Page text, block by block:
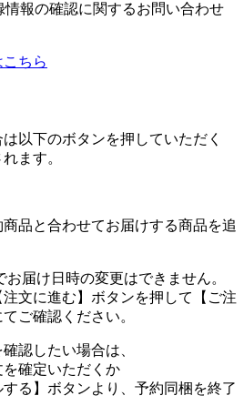
報の確認に関するお問い合わせ
ちら
以下のボタンを押していただく
ます。
品と合わせてお届けする商品を追
届け日時の変更はできません。
文に進む】ボタンを押して【ご注
ご確認ください。
認したい場合は、
確定いただくか
する】ボタンより、予約同梱を終了